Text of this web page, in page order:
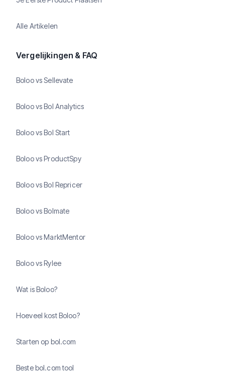
Alle Artikelen
Vergelijkingen & FAQ
Boloo vs Sellevate
Boloo vs Bol Analytics
Boloo vs Bol Start
Boloo vs ProductSpy
Boloo vs Bol Repricer
Boloo vs Bolmate
Boloo vs MarktMentor
Boloo vs Rylee
Wat is Boloo?
Hoeveel kost Boloo?
Starten op bol.com
Beste bol.com tool